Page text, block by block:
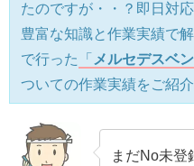
たのですが・・？即日対
豊富な知識と作業実績で
で行った
「 メルセデスベ
ついての作業実績をご紹介
まだNo未登